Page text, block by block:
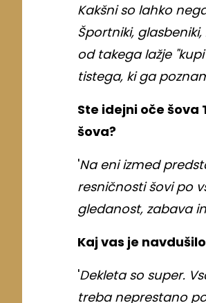
Kakšni so lahko
Športniki,
od takega lažje
tistega, ki ga
Ste idejni oče šova
šova?
'Na eni izmed
resničnosti šovi po
gledanost, zabava
Kaj vas je
'Dekleta so super.
treba neprestano